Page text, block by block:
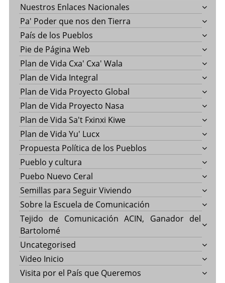
Nuestros Enlaces Nacionales
Pa' Poder que nos den Tierra
País de los Pueblos
Pie de Página Web
Plan de Vida Cxa' Cxa' Wala
Plan de Vida Integral
Plan de Vida Proyecto Global
Plan de Vida Proyecto Nasa
Plan de Vida Sa't Fxinxi Kiwe
Plan de Vida Yu' Lucx
Propuesta Política de los Pueblos
Pueblo y cultura
Puebo Nuevo Ceral
Semillas para Seguir Viviendo
Sobre la Escuela de Comunicación
Tejido de Comunicación ACIN, Ganador del
Bartolomé
Uncategorised
Video Inicio
Visita por el País que Queremos